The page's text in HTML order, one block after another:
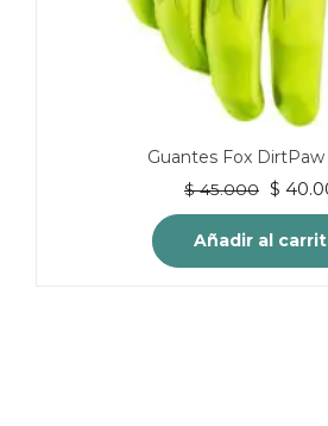
Guantes Fox DirtPaw
$45.000
El
precio
era:
$
Añadir al